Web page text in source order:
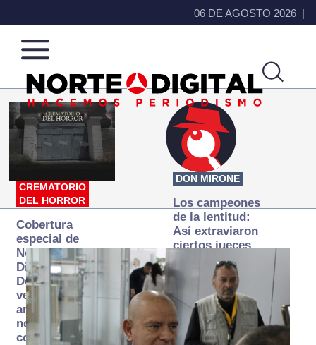
06 DE AGOSTO 2026
Norte
de
Ciudad
Más
que
noticias,
hacemos periodismo
CREMATORIO
DEL HORROR
Cobertura
especial de
Norte
Digital:
Donde la
verdad
arde… pero
no se
consume
DON MIRONE
Los campeones
de la lentitud:
Así extraviaron
ciertos jueces
la justicia
expedita